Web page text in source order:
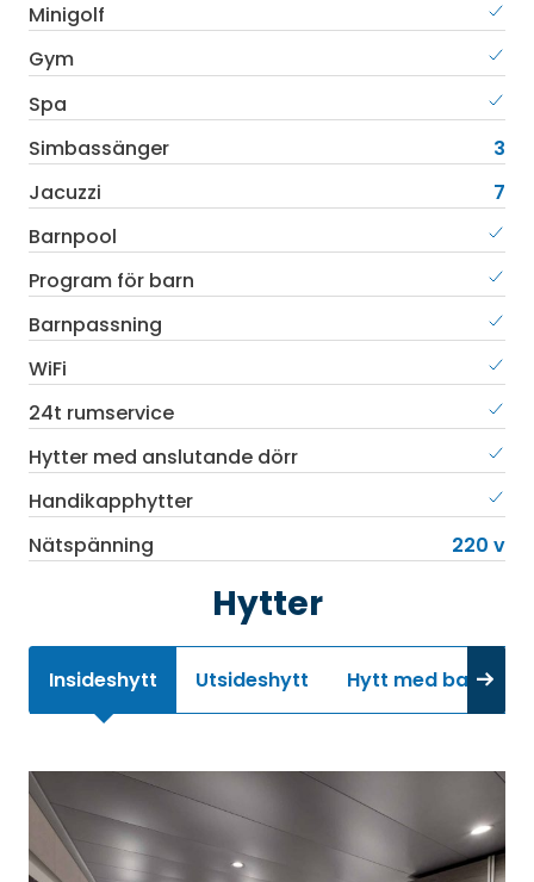
Minigolf
Gym
Spa
Simbassänger
3
Jacuzzi
7
Barnpool
Program för barn
Barnpassning
WiFi
24t rumservice
Hytter med anslutande dörr
Handikapphytter
Nätspänning
220 v
Hytter
Insideshytt Utsideshytt Hytt med balkong